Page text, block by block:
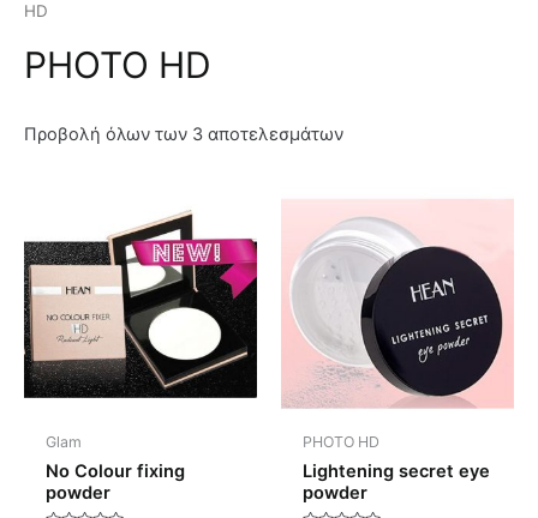
HD
PHOTO HD
Προβολή όλων των 3 αποτελεσμάτων
Glam
No Colour fixing
powder
PHOTO HD
Lightening secret eye
powder